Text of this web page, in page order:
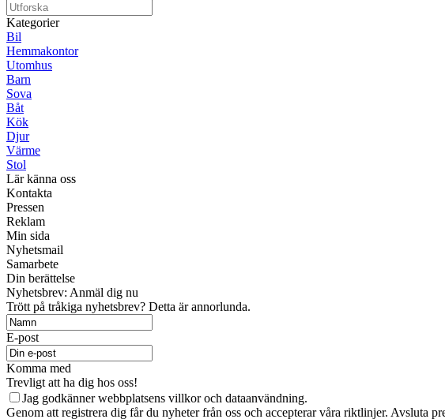
Kategorier
Bil
Hemmakontor
Utomhus
Barn
Sova
Båt
Kök
Djur
Värme
Stol
Lär känna oss
Kontakta
Pressen
Reklam
Min sida
Nyhetsmail
Samarbete
Din berättelse
Nyhetsbrev: Anmäl dig nu
Trött på tråkiga nyhetsbrev? Detta är annorlunda.
E-post
Komma med
Trevligt att ha dig hos oss!
Jag godkänner webbplatsens villkor och dataanvändning.
Genom att registrera dig får du nyheter från oss och accepterar våra riktlinjer. Avsluta